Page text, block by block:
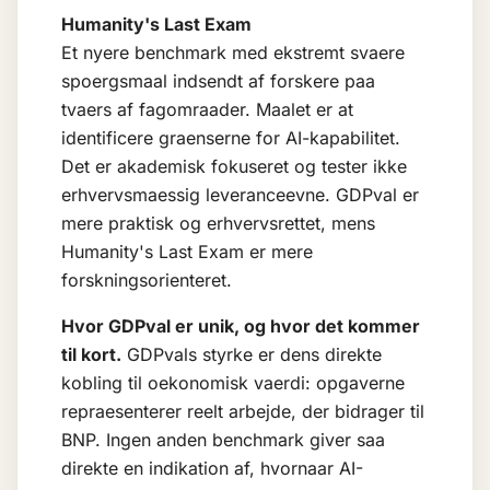
Humanity's Last Exam
Et nyere benchmark med ekstremt svaere
spoergsmaal indsendt af forskere paa
tvaers af fagomraader. Maalet er at
identificere graenserne for AI-kapabilitet.
Det er akademisk fokuseret og tester ikke
erhvervsmaessig leveranceevne. GDPval er
mere praktisk og erhvervsrettet, mens
Humanity's Last Exam er mere
forskningsorienteret.
Hvor GDPval er unik, og hvor det kommer
til kort. GDPvals styrke er dens direkte
kobling til oekonomisk vaerdi: opgaverne
repraesenterer reelt arbejde, der bidrager til
BNP. Ingen anden benchmark giver saa
direkte en indikation af, hvornaar AI-